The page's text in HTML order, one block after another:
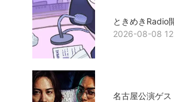
ときめきRadio
2026-08-08
名古屋公演ゲス